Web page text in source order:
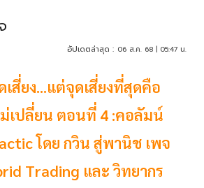
อัปเดตล่าสุด : 06 ส.ค. 68 | 05:47 น.
สี่ยง...แต่จุดเสี่ยงที่สุดคือ
เปลี่ยน ตอนที่ 4 :คอลัมน์
โดย กวิน สู่พานิช เพจ
Trading และ วิทยากร